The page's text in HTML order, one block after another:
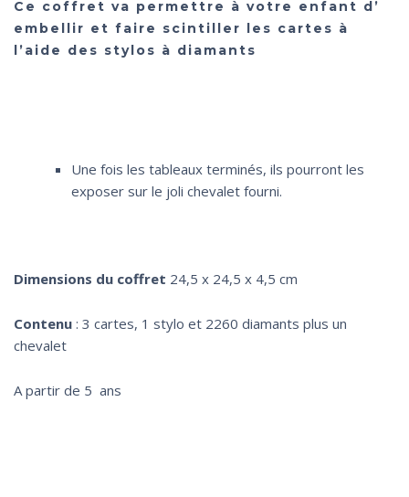
Ce coffret va permettre à votre enfant d’
embellir et faire scintiller les cartes à
l’aide des stylos à diamants
Une fois les tableaux terminés, ils pourront les
exposer sur le joli chevalet fourni.
Dimensions du coffret 24,5 x 24,5 x 4,5 cm
Contenu : 3 cartes, 1 stylo et 2260 diamants plus un
chevalet
A partir de 5 ans